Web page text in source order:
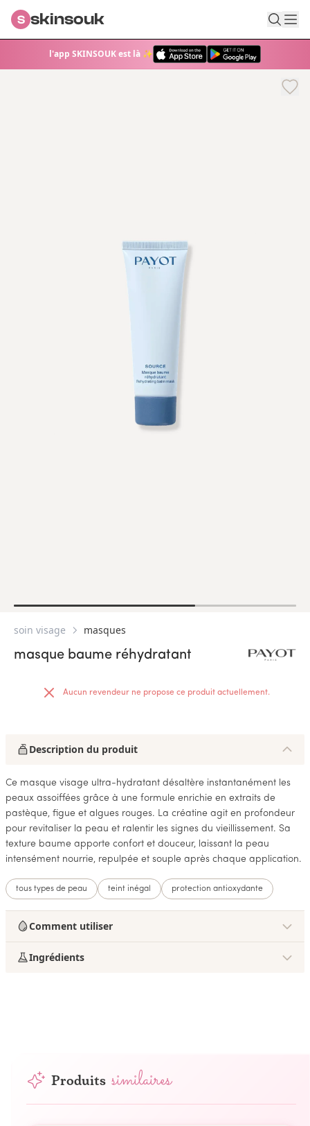
l'app SKINSOUK est là ✨
S skinsouk
soin visage masques
masque baume réhydratant
Aucun revendeur ne propose ce produit actuellement.
Description du produit
Ce masque visage ultra-hydratant désaltère instantanément les
peaux assoiffées grâce à une formule enrichie en extraits de
pastèque, figue et algues rouges. La créatine agit en profondeur
pour revitaliser la peau et ralentir les signes du vieillissement. Sa
texture baume apporte confort et douceur, laissant la peau
intensément nourrie, repulpée et souple après chaque application.
tous types de peau teint inégal protection antioxydante
Comment utiliser
Ingrédients
Produits similaires